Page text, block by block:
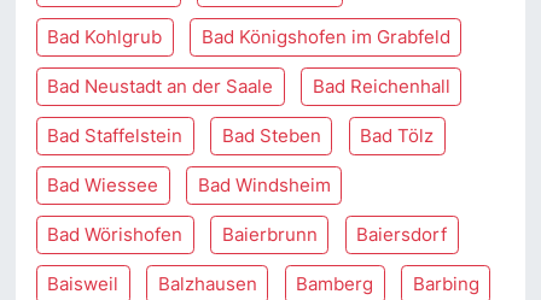
Bad Kohlgrub Bad Königshofen im Grabfeld
Bad Neustadt an der Saale Bad Reichenhall
Bad Staffelstein Bad Steben Bad Tölz
Bad Wiessee Bad Windsheim
Bad Wörishofen Baierbrunn Baiersdorf
Baisweil Balzhausen Bamberg Barbing